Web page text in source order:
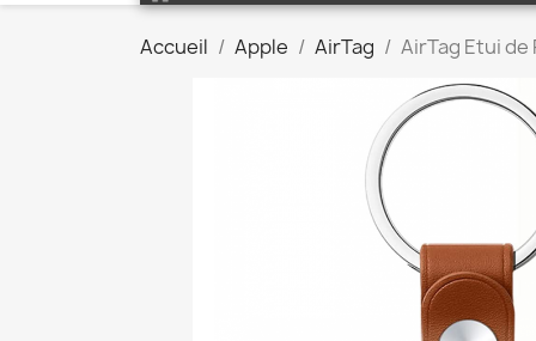
Accueil Apple AirTag AirTag Etui